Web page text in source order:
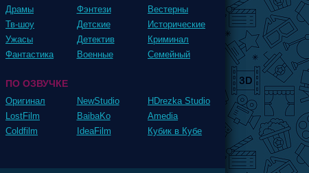
Драмы
Фэнтези
Вестерны
Тв-шоу
Ужасы
Фантастика
Детские
Детектив
Военные
Исторические
Криминал
Семейный
ПО ОЗВУЧКЕ
Оригинал
LostFilm
Coldfilm
NewStudio
BaibaKo
IdeaFilm
HDrezka Studio
Amedia
Кубик в Кубе